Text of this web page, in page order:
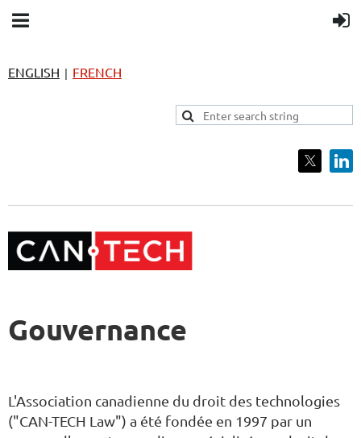
ENGLISH | FRENCH
Gouvernance
L'Association canadienne du droit des technologies
("CAN-TECH Law") a été fondée en 1997 par un